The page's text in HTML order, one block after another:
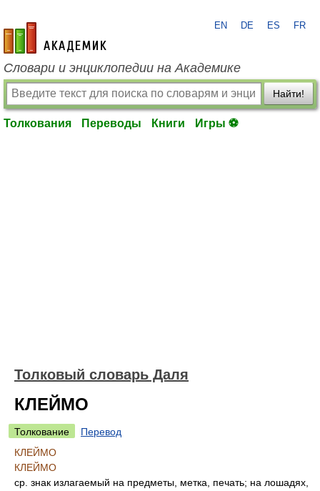
academic.ru
EN DE ES FR
Словари и энциклопедии на Академике
Найти!
Толкования Переводы Книги Игры ⚽
Толковый словарь Даля
КЛЕЙМО
Толкование
Перевод
КЛЕЙМО
КЛЕЙМО
ср. знак излагаемый на предметы, метка, печать; на лошадях,